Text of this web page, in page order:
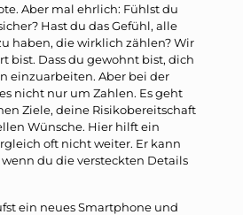
Aber mal ehrlich: Fühlst du
Hast du das Gefühl, alle
haben, die wirklich zählen? Wir
bist. Dass du gewohnt bist, dich
einzuarbeiten. Aber bei der
nicht nur um Zahlen. Es geht
Ziele, deine Risikobereitschaft
Wünsche. Hier hilft ein
oft nicht weiter. Er kann
du die versteckten Details
ein neues Smartphone und